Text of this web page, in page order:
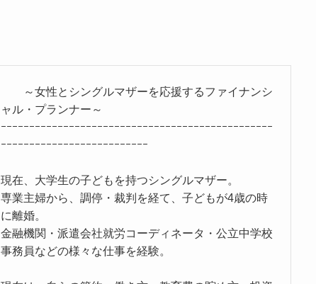
～女性とシングルマザーを応援するファイナンシ
ャル・プランナー～
ｰｰｰｰｰｰｰｰｰｰｰｰｰｰｰｰｰｰｰｰｰｰｰｰｰｰｰｰｰｰｰｰｰｰｰｰｰｰｰｰｰｰｰｰｰｰｰｰ
ｰｰｰｰｰｰｰｰｰｰｰｰｰｰｰｰｰｰｰｰｰｰｰｰｰｰ
現在、大学生の子どもを持つシングルマザー。
専業主婦から、調停・裁判を経て、子どもが4歳の時
に離婚。
金融機関・派遣会社就労コーディネータ・公立中学校
事務員などの様々な仕事を経験。